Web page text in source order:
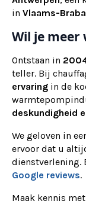
in Vlaams-
Wil je meer
Ontstaan in
teller. Bij
ervaring in de
deskundigheid
We geloven in
ervoor dat u
dienstverlening.
Google reviews.
Maak kennis